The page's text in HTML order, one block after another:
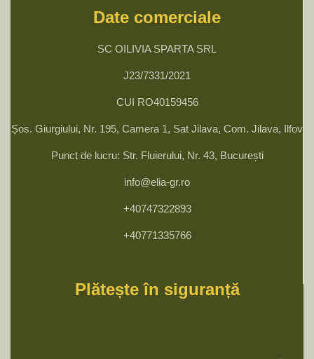
Date comerciale
SC OILIVIA SPARTA SRL
J23/7331/2021
CUI RO40159456
Șos. Giurgiului, Nr. 195, Camera 1, Sat Jilava, Com. Jilava, Ilfov
Punct de lucru: Str. Fluierului, Nr. 43, București
info@elia-gr.ro
+40747322893
+40771335766
Plătește în siguranță